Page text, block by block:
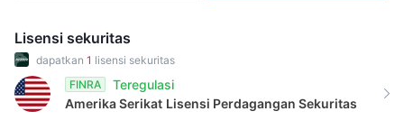
Lisensi sekuritas
dapatkan 1 lisensi sekuritas
FINRA
Teregulasi
Amerika Serikat Lisensi Perdagangan Sekuritas